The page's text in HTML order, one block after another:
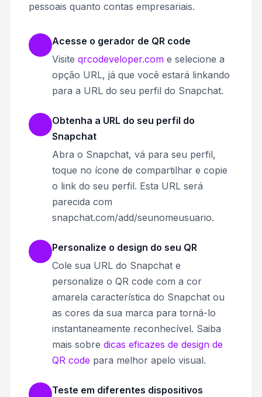
pessoais quanto contas empresariais.
Acesse o gerador de QR code
Visite qrcodeveloper.com e selecione a
opção URL, já que você estará linkando
para a URL do seu perfil do Snapchat.
Obtenha a URL do seu perfil do
Snapchat
Abra o Snapchat, vá para seu perfil,
toque no ícone de compartilhar e copie
o link do seu perfil. Esta URL será
parecida com
snapchat.com/add/seunomeusuario.
Personalize o design do seu QR
Cole sua URL do Snapchat e
personalize o QR code com a cor
amarela característica do Snapchat ou
as cores da sua marca para torná-lo
instantaneamente reconhecível. Saiba
mais sobre dicas eficazes de design de
QR code para melhor apelo visual.
Teste em diferentes dispositivos